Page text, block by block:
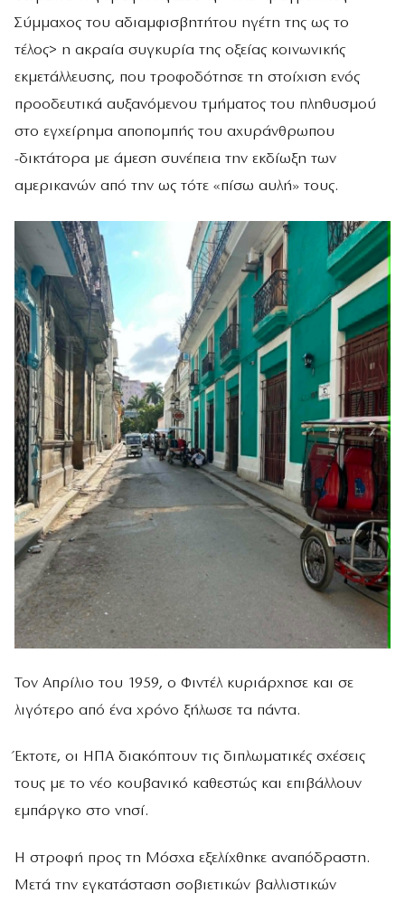
Σύμμαχος του αδιαμφισβητήτου ηγέτη της ως το
τέλος> η ακραία συγκυρία της οξείας κοινωνικής
εκμετάλλευσης, που τροφοδότησε τη στοίχιση ενός
προοδευτικά αυξανόμενου τμήματος του πληθυσμού
στο εγχείρημα αποπομπής του αχυράνθρωπου
-δικτάτορα με άμεση συνέπεια την εκδίωξη των
αμερικανών από την ως τότε «πίσω αυλή» τους.
Τον Απρίλιο του 1959, ο Φιντέλ κυριάρχησε και σε
λιγότερο από ένα χρόνο ξήλωσε τα πάντα.
Έκτοτε, οι ΗΠΑ διακόπτουν τις διπλωματικές σχέσεις
τους με το νέο κουβανικό καθεστώς και επιβάλλουν
εμπάργκο στο νησί.
Η στροφή προς τη Μόσχα εξελίχθηκε αναπόδραστη.
Μετά την εγκατάσταση σοβιετικών βαλλιστικών